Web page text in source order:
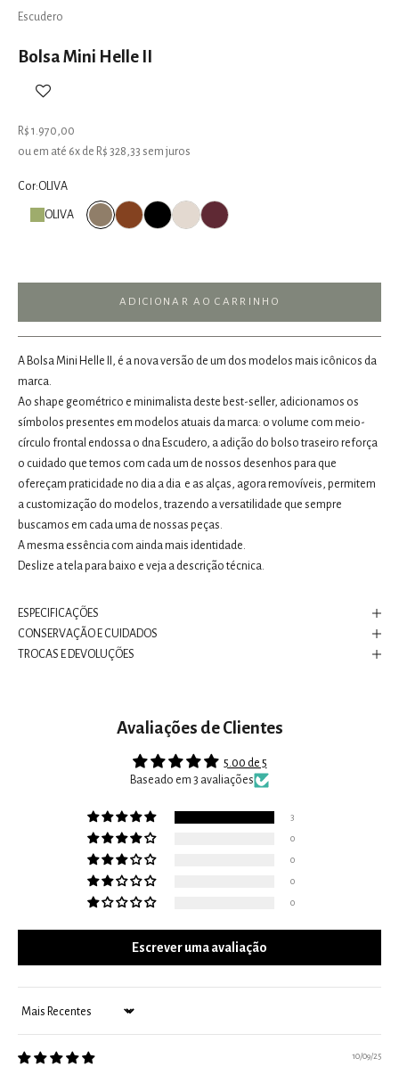
Escudero
Bolsa Mini Helle II
Preço promocional
R$ 1.970,00
ou em até 6x de R$ 328,33 sem juros
Cor:OLIVA
OLIVA OLIVACARAMELPRETOOFF WHITE
TINTO
ADICIONAR AO CARRINHO
A Bolsa Mini Helle II, é a nova versão de um dos modelos mais icônicos da
marca.
Ao shape geométrico e minimalista deste best-seller, adicionamos os
símbolos presentes em modelos atuais da marca: o volume com meio-
círculo frontal endossa o dna Escudero, a adição do bolso traseiro reforça
o cuidado que temos com cada um de nossos desenhos para que
ofereçam praticidade no dia a dia e as alças, agora removíveis, permitem
a customização do modelos, trazendo a versatilidade que sempre
buscamos em cada uma de nossas peças.
A mesma essência com ainda mais identidade.
Deslize a tela para baixo e veja a descrição técnica.
ESPECIFICAÇÕES
CONSERVAÇÃO E CUIDADOS
TROCAS E DEVOLUÇÕES
Avaliações de Clientes
5.00 de 5
Baseado em 3 avaliações
3
0
0
0
0
Escrever uma avaliação
Sort by
10/09/25